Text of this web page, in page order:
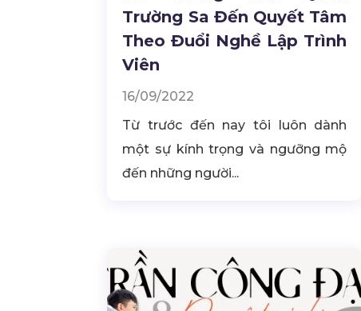
Trường Sa Đến Quyết Tâm
Theo Đuổi Nghề Lập Trình
Viên
16/09/2022
Từ trước đến nay tôi luôn dành
một sự kính trọng và ngưỡng mộ
đến những người...